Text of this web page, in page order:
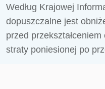
Według Krajowej
dopuszczalne jest
przed
straty poniesionej po